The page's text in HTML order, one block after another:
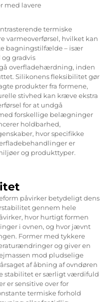
med lavere
termiske
varmeoverførsel, hvilket kan
bagningstilfælde – især
gradvis
overfladehærdning, inden
Silikonens fleksibilitet gør
produkter fra formene,
stivhed kan kræve ekstra
for at undgå
forskellige belægninger
holdbarhed,
hvor specifikke
er
og produkttyper.
påvirker betydeligt dens
gennem hele
hvor hurtigt formen
i ovnen, og hvor jævnt
Former med tykkere
og giver en
mod pludselige
af åbning af ovndøren
stabilitet er særligt værdifuld
er sensitive over for
termiske forhold